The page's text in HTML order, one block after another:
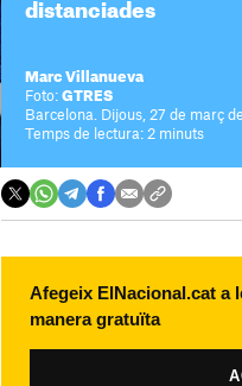
distanciades
Marc Villanueva
Foto: GTRES
Barcelona. Dijous, 27 de març
Temps de lectura: 2 minuts
Afegeix ElNacional.cat a
manera gratuïta